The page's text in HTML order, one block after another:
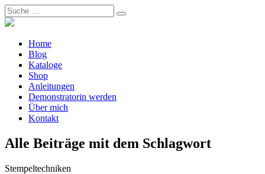
Home
Blog
Kataloge
Shop
Anleitungen
Demonstratorin werden
Über mich
Kontakt
Alle Beiträge mit dem Schlagwort
Stempeltechniken